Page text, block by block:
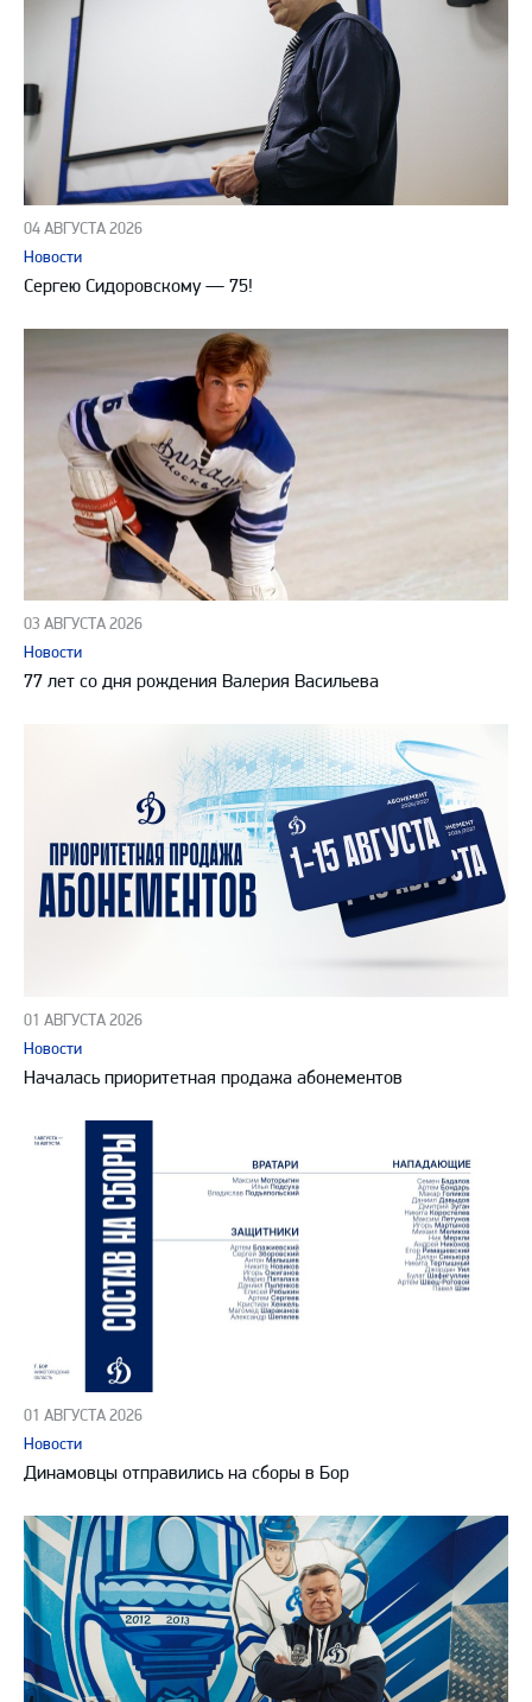
04 АВГУСТА 2026
Новости
Сергею Сидоровскому — 75!
03 АВГУСТА 2026
Новости
77 лет со дня рождения Валерия Васильева
01 АВГУСТА 2026
Новости
Началась приоритетная продажа абонементов
01 АВГУСТА 2026
Новости
Динамовцы отправились на сборы в Бор